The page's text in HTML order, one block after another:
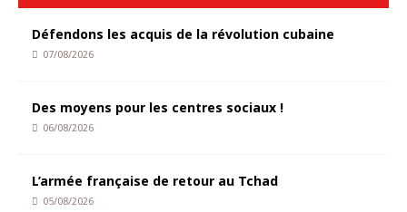
Défendons les acquis de la révolution cubaine
07/08/2026
Des moyens pour les centres sociaux !
06/08/2026
L’armée française de retour au Tchad
05/08/2026